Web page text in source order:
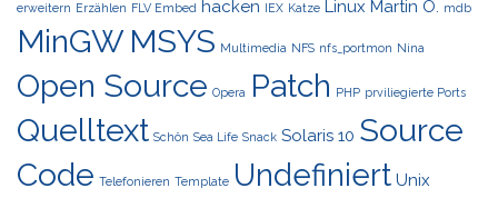
erweitern Erzählen FLV Embed hacken IEX Katze Linux Martin O. mdb
MinGW MSYS Multimedia NFS nfs_portmon Nina
Open Source Opera Patch PHP prviliegierte Ports
Quelltext Schön Sea Life Snack Solaris 10 Source
Code Telefonieren Template Undefiniert Unix